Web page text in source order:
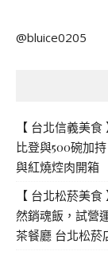
鍵
@bluice0205
【 台北信義美
比登與500碗加
與紅燒焢肉開箱
【 台北松菸美
然銷魂飯，試營
茶餐廳 台北松菸